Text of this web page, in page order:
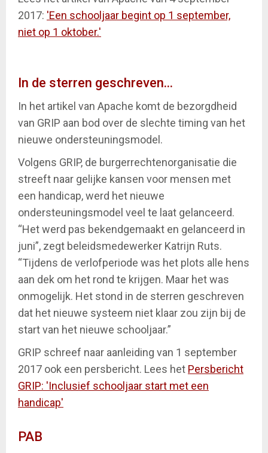
2017: 'Een schooljaar begint op 1 september,
niet op 1 oktober.'
In de sterren geschreven...
In het artikel van Apache komt de bezorgdheid
van GRIP aan bod over de slechte timing van het
nieuwe ondersteuningsmodel.
Volgens GRIP, de burgerrechtenorganisatie die
streeft naar gelijke kansen voor mensen met
een handicap, werd het nieuwe
ondersteuningsmodel veel te laat gelanceerd.
“Het werd pas bekendgemaakt en gelanceerd in
juni”, zegt beleidsmedewerker Katrijn Ruts.
“Tijdens de verlofperiode was het plots alle hens
aan dek om het rond te krijgen. Maar het was
onmogelijk. Het stond in de sterren geschreven
dat het nieuwe systeem niet klaar zou zijn bij de
start van het nieuwe schooljaar.”
GRIP schreef naar aanleiding van 1 september
2017 ook een persbericht. Lees het Persbericht
GRIP: 'Inclusief schooljaar start met een
handicap'
PAB